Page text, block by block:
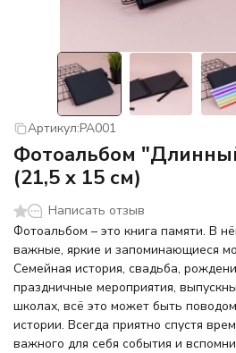
Артикул:PA001
Фотоальбом
(21,5 х 15 см)
Написать отзыв
Фотоальбом – это книга памяти. В
важные, яркие и запоминающиеся
Семейная история, свадьба,
праздничные мероприятия,
школах, всё это может быть
истории. Всегда приятно спустя
важного для себя события и